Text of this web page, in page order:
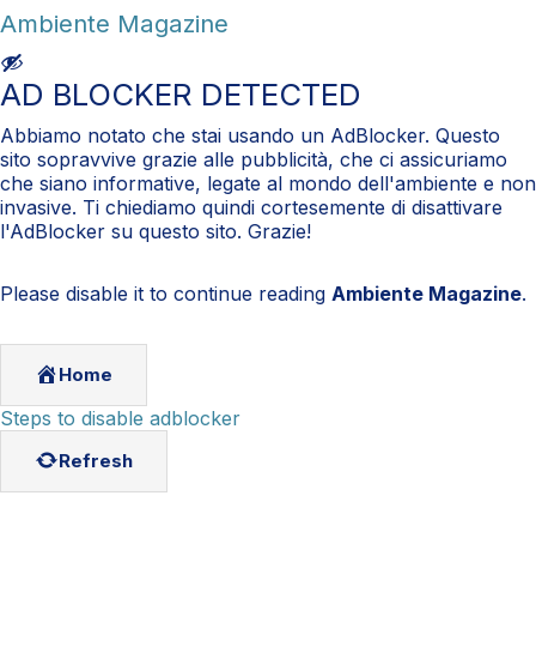
Ambiente Magazine
AD BLOCKER DETECTED
Abbiamo notato che stai usando un AdBlocker. Questo
sito sopravvive grazie alle pubblicità, che ci assicuriamo
che siano informative, legate al mondo dell'ambiente e non
invasive. Ti chiediamo quindi cortesemente di disattivare
l'AdBlocker su questo sito. Grazie!
Please disable it to continue reading Ambiente Magazine.
Home
Steps to disable adblocker
Refresh